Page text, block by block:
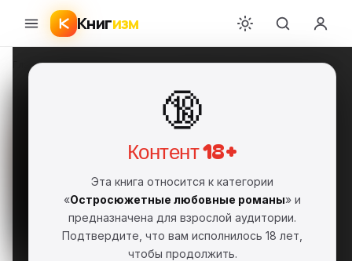
Книгизм
🔞
Контент 18+
Эта книга относится к категории
«Остросюжетные любовные романы» и
предназначена для взрослой аудитории.
Подтвердите, что вам исполнилось 18 лет,
чтобы продолжить.
Главная›Современная русская и зарубежная проза›Дарья Симонова
Пыльная корона
Дарья Симонова
проза
Остросюжетные любовные романы
Современные детективы
Серия: Опасные удовольствия